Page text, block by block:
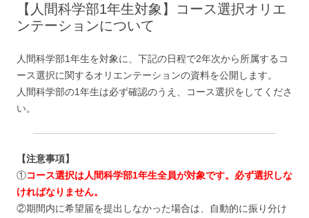
【人間科学部1年生対象】コース選択オリエ
ンテーションについて
人間科学部1年生を対象に、下記の日程で2年次から所属するコ
ース選択に関するオリエンテーションの資料を公開します。
人間科学部の1年生は必ず確認のうえ、コース選択をしてくださ
い。
【注意事項】
①コース選択は人間科学部1年生全員が対象です。必ず選択しな
ければなりません。
②期間内に希望届を提出しなかった場合は、自動的に振り分け